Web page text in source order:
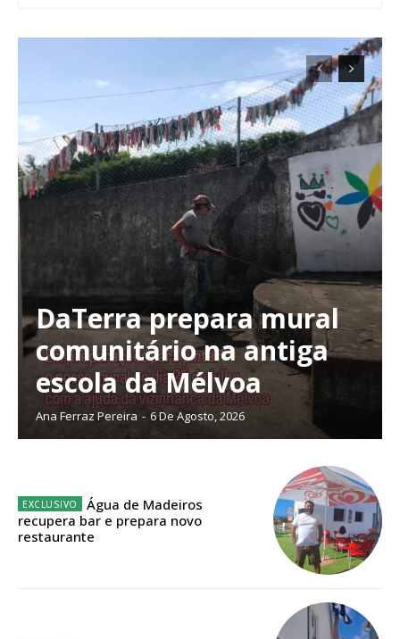
Planos de Assinatura
Faça-se assinante do Região de Cister e ajude-nos a manter este serviço
público!
Sendo assinante terá acesso a todos os conteúdos exclusivos e versões
digitais.
Escolha o plano de assinatura desejado:
ASSINATURA
IMPRESSA
32€
Edição em papel entregue à Quinta-feira em sua
Acesso aos conteúdos Exclusivos para
DaTerra prepara mural
comunitário na antiga
escola da Mélvoa
Ana Ferraz Pereira - 6 De Agosto, 2026
Água de Madeiros
recupera bar e prepara novo
restaurante